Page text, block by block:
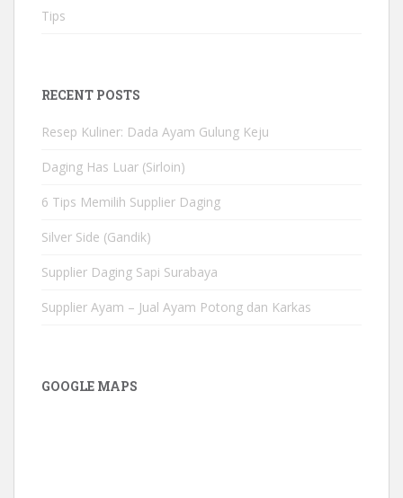
Tips
RECENT POSTS
Resep Kuliner: Dada Ayam Gulung Keju
Daging Has Luar (Sirloin)
6 Tips Memilih Supplier Daging
Silver Side (Gandik)
Supplier Daging Sapi Surabaya
Supplier Ayam – Jual Ayam Potong dan Karkas
GOOGLE MAPS